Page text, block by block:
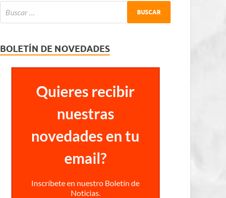
BOLETÍN DE NOVEDADES
Quieres recibir
nuestras
novedades en tu
email?
Inscríbete en nuestro Boletín de
Noticias.